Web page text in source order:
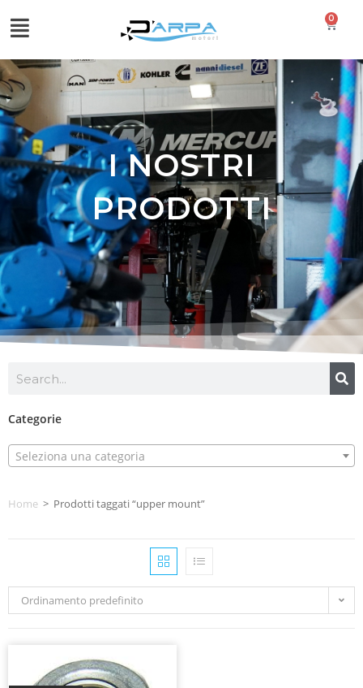
0
I NOSTRI
PRODOTTI
Categorie
Seleziona una categoria
Home > Prodotti taggati “upper mount”
Ordinamento predefinito